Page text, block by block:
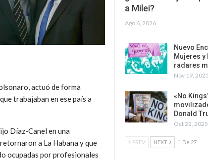
actuó de forma
trabajaban en ese país a
Díaz-Canel en una
a La Habana y que
ocupadas por profesionales
a Milei?
Ago 6, 2026
Nuevo
Mujeres y
radares
Nov 19, 2025
«No
Donald
Oct 22, 2025
PREV NEXT 1 De 27